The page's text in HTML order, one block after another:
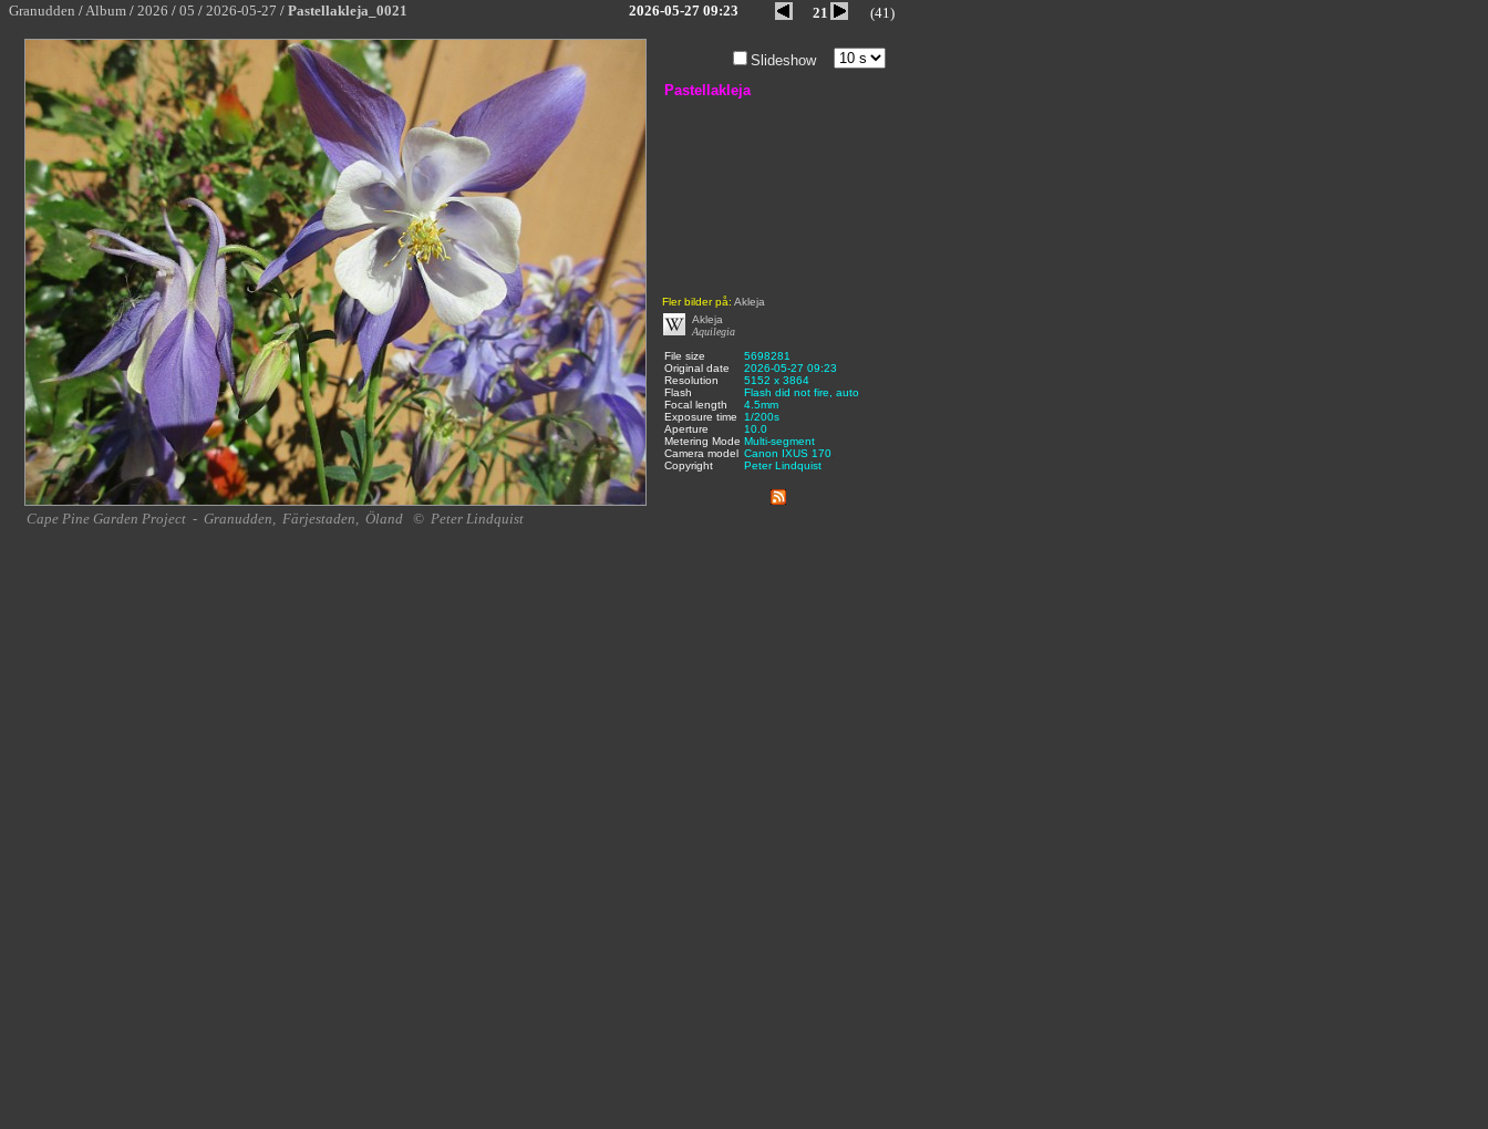
Granudden /Album / 2026 / 05 / 2026-05-27 / Pastellakleja_0021 2026-05-27 09:23 21 (41)
Slideshow
Pastellakleja
Fler bilder på: Akleja
Akleja
Aquilegia
File size
5698281
Original date
2026-05-27 09:23
Resolution
5152 x 3864
Flash
Flash did not fire, auto
Focal length
4.5mm
Exposure time
1/200s
Aperture
10.0
Metering Mode Multi-segment
Camera model Canon IXUS 170
Copyright
Peter Lindquist
Cape Pine Garden Project - Granudden, Färjestaden, Öland © Peter Lindquist